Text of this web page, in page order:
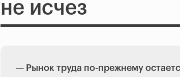
не исчез
— Рынок труда по-прежнему